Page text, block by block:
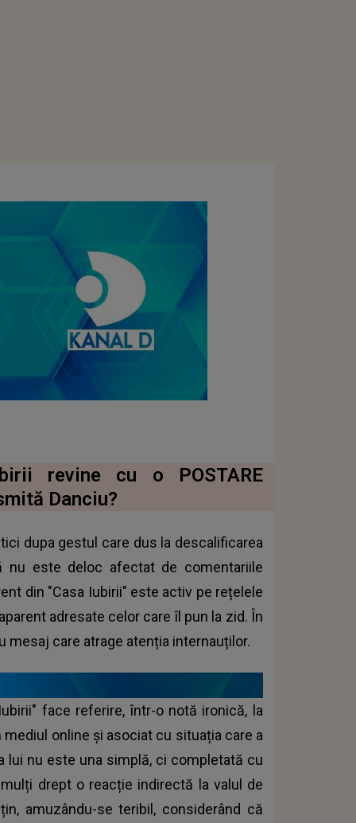
revine cu o POSTARE
Danciu?
dupa gestul care dus la descalificarea
nu este deloc afectat de comentariile
din "Casa Iubirii" este activ pe rețelele
adresate celor care îl pun la zid. În
mesaj care atrage atenția internauților.
face referire, într-o notă ironică, la
online și asociat cu situația care a
lui nu este una simplă, ci completată cu
drept o reacție indirectă la valul de
amuzându-se teribil, considerând că